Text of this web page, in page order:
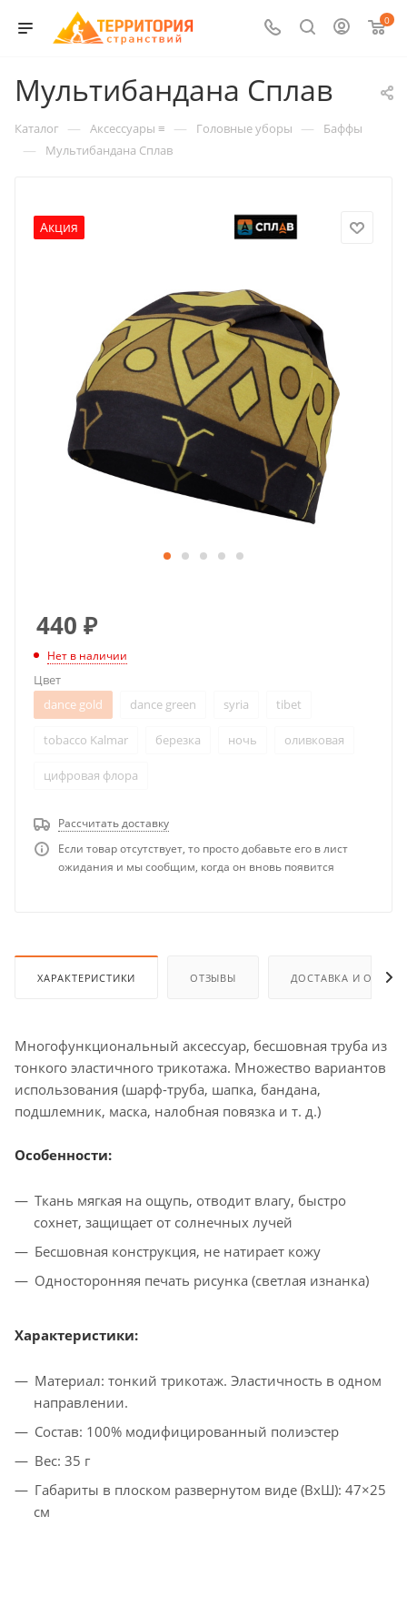
0
Мультибандана Сплав
Каталог — Аксессуары ≡ — Головные уборы — Баффы
— Мультибандана Сплав
Акция
440 ₽
Нет в наличии
Цвет
dance gold
dance green syria tibet
tobacco Kalmar березка ночь оливковая
цифровая флора
Рассчитать доставку
Если товар отсутствует, то просто добавьте его в лист
ожидания и мы сообщим, когда он вновь появится
ХАРАКТЕРИСТИКИ ОТЗЫВЫ ДОСТАВКА И
Многофункциональный аксессуар, бесшовная труба из
тонкого эластичного трикотажа. Множество вариантов
использования (шарф-труба, шапка, бандана,
подшлемник, маска, налобная повязка и т. д.)
Особенности:
Ткань мягкая на ощупь, отводит влагу, быстро
сохнет, защищает от солнечных лучей
Бесшовная конструкция, не натирает кожу
Односторонняя печать рисунка (светлая изнанка)
Характеристики:
Материал: тонкий трикотаж. Эластичность в одном
направлении.
Состав: 100% модифицированный полиэстер
Вес: 35 г
Габариты в плоском развернутом виде (ВxШ): 47×25
см